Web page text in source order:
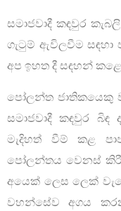
සමාජවාදී කඳවුර
ගැටුම් ඇවිලවීම සඳහා
අප ඉහත දී සඳහන්
පෝලන්ත ජාතිකයෙකු
සමාජවාදී කඳවුර බිඳ
මැදිහත් වීම් කළ
පෝලන්තය වෙනස්
අයෙක් ලෙස ලෙක්
වහන්සේව අගය කරන